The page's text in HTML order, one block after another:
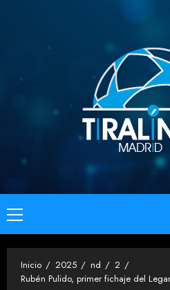
Menú
principal
Inicio 2025 nd
2
Rubén Pulido, primer fichaje del